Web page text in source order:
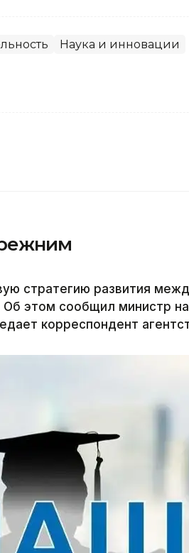
Наука и инновации
стратегию развития
этом сообщил министр
корреспондент